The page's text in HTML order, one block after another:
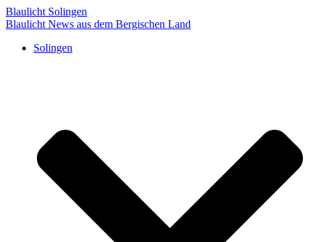
Blaulicht Solingen
Blaulicht News aus dem Bergischen Land
Solingen